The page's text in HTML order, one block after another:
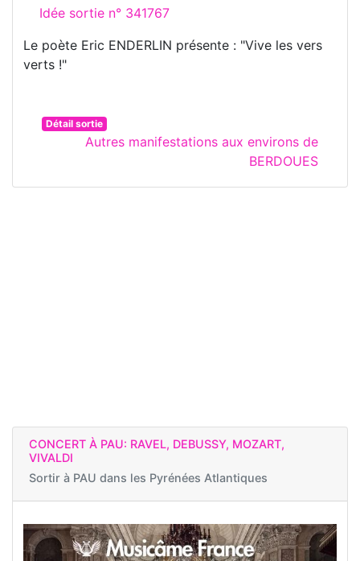
Idée sortie n° 341767
Le poète Eric ENDERLIN présente : "Vive les vers
verts !"
Détail sortie
Autres manifestations aux environs de
BERDOUES
CONCERT À PAU: RAVEL, DEBUSSY, MOZART,
VIVALDI
Sortir à PAU dans les Pyrénées Atlantiques